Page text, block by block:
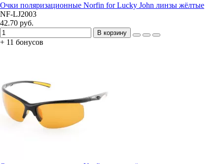
Очки поляризационные Norfin for Lucky John линзы жёлтые
NF-LJ2003
42.70 руб.
В корзину
+ 11 бонусов